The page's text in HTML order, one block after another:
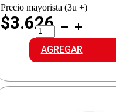
Precio mayorista (3u +)
$3.626
2
ANCLAS
SALSA
RANCH
AGREGAR